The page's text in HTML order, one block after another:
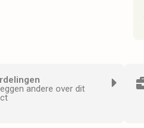
andere over dit